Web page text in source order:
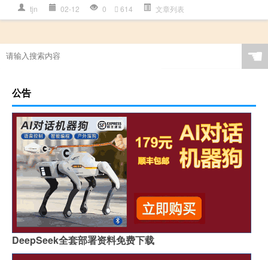
tjn 02-12 0 614 文章列表
☚
公告
DeepSeek全套部署资料免费下载